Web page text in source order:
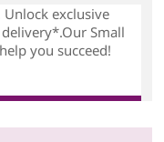
exclusive
Small
you succeed!